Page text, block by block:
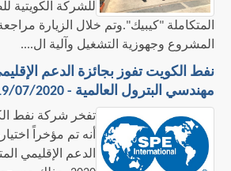
للشركة الكويتية
المتكاملة "كيبيك".وتم خلال الزيارة
المشروع وجهوزية التشغيل وآلية ال....
نفط الكويت تفوز بجائزة الدعم
مهندسي البترول العالمية - 19/07/2020
تفخر شركة نفط
أنه تم مؤخراً
الدعم الإقليمي